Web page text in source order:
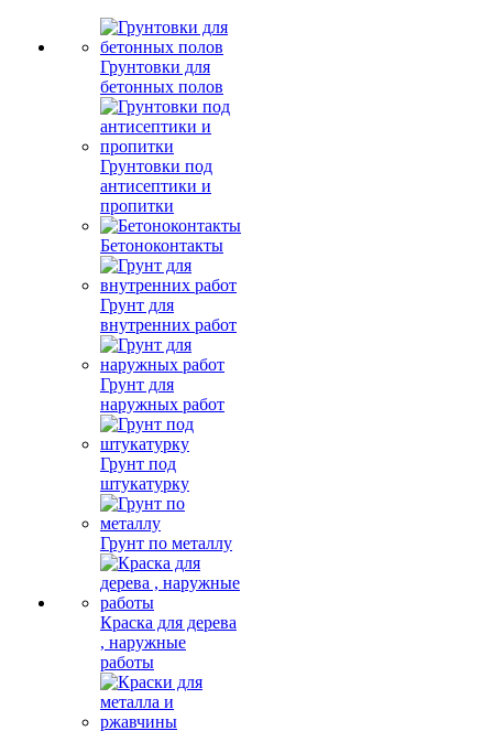
Грунтовки для
бетонных полов
Грунтовки под
антисептики и
пропитки
Бетоноконтакты
Грунт для
внутренних работ
Грунт для
наружных работ
Грунт под
штукатурку
Грунт по металлу
Краска для дерева
, наружные
работы